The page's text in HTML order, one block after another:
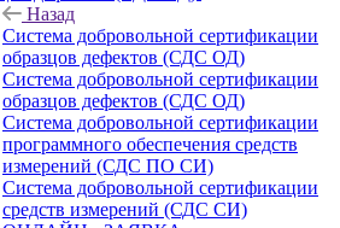
Назад
Система добровольной сертификации
образцов дефектов (СДС ОД)
Система добровольной сертификации
образцов дефектов (СДС ОД)
Система добровольной сертификации
программного обеспечения средств
измерений (СДС ПО СИ)
Система добровольной сертификации
средств измерений (СДС СИ)